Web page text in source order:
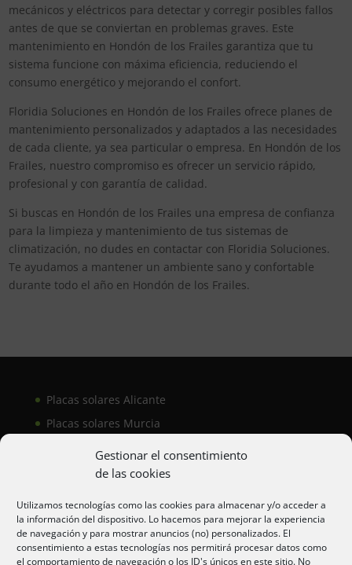
Gestionar el consentimiento
de las cookies
Utilizamos tecnologías como las cookies para almacenar y/o acceder a
la información del dispositivo. Lo hacemos para mejorar la experiencia
de navegación y para mostrar anuncios (no) personalizados. El
consentimiento a estas tecnologías nos permitirá procesar datos como
el comportamiento de navegación o los ID's únicos en este sitio. No
mecánicos y eléctricos para detectar y corregir posibles fallos
antes de que se conviertan en problemas graves. Este
mantenimiento en Hondón de los Frailes garantiza que tu
sistema funcione con máxima eficiencia, reduciendo el
consumo energético y mejorando el confort.
Floridia Soluciones en Hondón de los Frailes ofrece planes de
mantenimiento personalizados y adaptados a las necesidades
de cada cliente, ya sea particular o empresa. En Hondón de los
Frailes, nuestro compromiso es ofrecer un servicio rápido,
profesional y con garantía de calidad.
Si buscas en Hondón de los Frailes una empresa de confianza
para la limpieza y mantenimiento de tus sistemas de
climatización, no dudes en contactar con Floridia Soluciones.
Te ayudamos a mantener un ambiente sano y confortable
durante todo el año en Hondón de los Frailes.
Placas solares Alicante
Placas solares Murcia
Aire acondicionado Alicante
Aire acondicionador Murcia
Aire acondicionado San Juan